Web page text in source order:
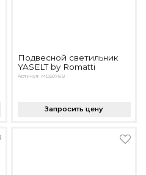
Подвесной светильник
YASELT by Romatti
Артикул: MD3078B
Запросить цену